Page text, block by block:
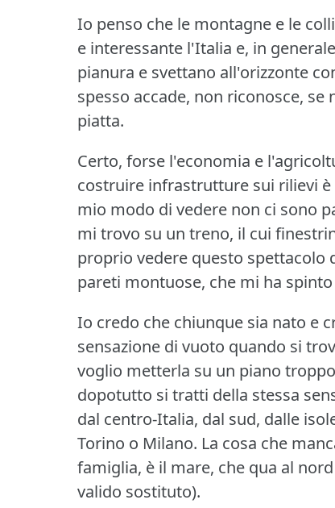
Io penso che le montagne e le
e interessante l'Italia e, in
pianura e svettano all'orizzonte
spesso accade, non riconosce,
piatta.
Certo, forse l'economia e
costruire infrastrutture sui rilievi è
mio modo di vedere non ci sono
mi trovo su un treno, il cui
proprio vedere questo spettacolo
pareti montuose, che mi ha
Io credo che chiunque sia nato e
sensazione di vuoto quando si
voglio metterla su un piano
dopotutto si tratti della stessa
dal centro-Italia, dal sud, dalle
Torino o Milano. La cosa che
famiglia, è il mare, che qua al
valido sostituto).